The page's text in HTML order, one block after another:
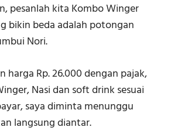
pesanlah kita Kombo Winger
bikin beda adalah potongan
Nori.
harga Rp. 26.000 dengan pajak,
Nasi dan soft drink sesuai
saya diminta menunggu
langsung diantar.